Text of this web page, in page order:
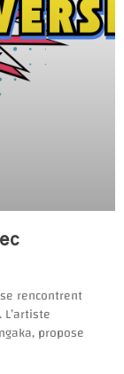
rencontrent
propose